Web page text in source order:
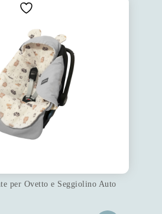
per Ovetto e Seggiolino Auto